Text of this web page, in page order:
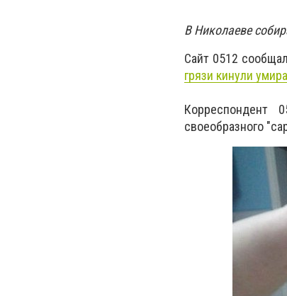
В Николаеве
Сайт 0512
грязи кинули
Корреспондент
своеобразного